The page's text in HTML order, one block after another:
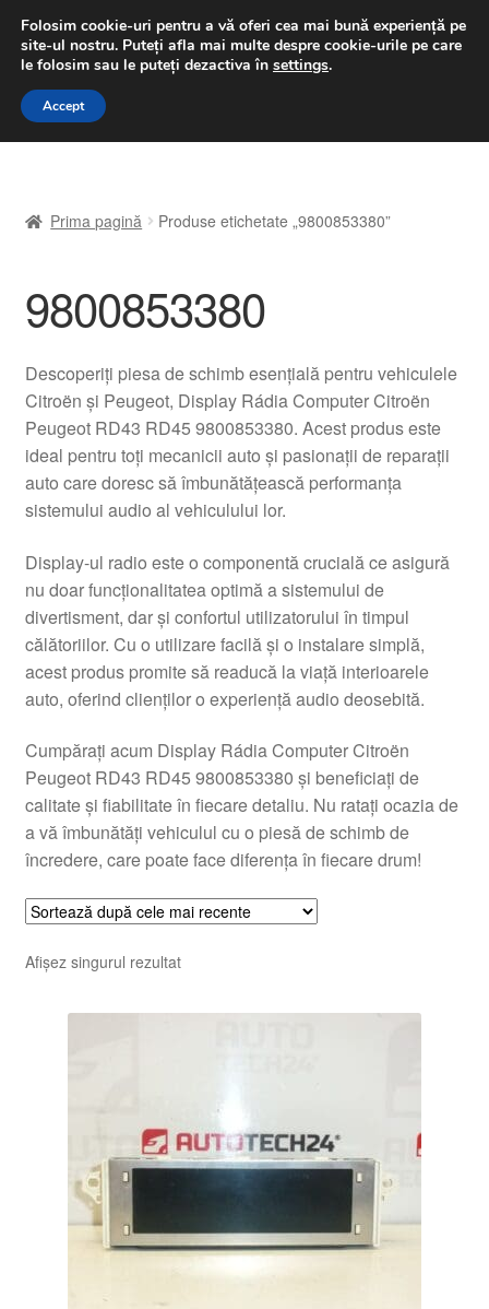
LIVRARE de la 33 lei
luni-vineri 9 a.m. - 4 p.m.031 229 6816
Sari
Sari
A lua legatura
Contul meu
Despre noi
Finalizare comandă
Livrare în toată lumea
Plângere
Plățile
Politică de confidențialitate
Procedura de reclamație
Termeni si conditii
Prima pagină Produse etichetate „9800853380”
9800853380
Descoperiți piesa de schimb esențială pentru vehiculele
Citroën și Peugeot, Display Rádia Computer Citroën
Peugeot RD43 RD45 9800853380. Acest produs este
ideal pentru toți mecanicii auto și pasionații de reparații
auto care doresc să îmbunătățească performanța
sistemului audio al vehiculului lor.
Display-ul radio este o componentă crucială ce asigură
nu doar funcționalitatea optimă a sistemului de
divertisment, dar și confortul utilizatorului în timpul
călătoriilor. Cu o utilizare facilă și o instalare simplă,
acest produs promite să readucă la viață interioarele
auto, oferind clienților o experiență audio deosebită.
Cumpărați acum Display Rádia Computer Citroën
Peugeot RD43 RD45 9800853380 și beneficiați de
calitate și fiabilitate în fiecare detaliu. Nu ratați ocazia de
a vă îmbunătăți vehiculul cu o piesă de schimb de
încredere, care poate face diferența în fiecare drum!
Afișez singurul rezultat
Folosim cookie-uri pentru a vă oferi cea mai bună experiență pe
site-ul nostru. Puteți afla mai multe despre cookie-urile pe care
le folosim sau le puteți dezactiva în settings.
Accept